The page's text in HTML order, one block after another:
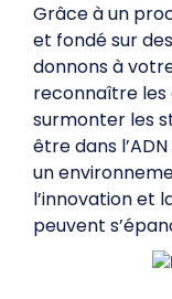
Grâce à un
et fondé sur
donnons à
reconnaître les
surmonter les
être dans
un
l’innovation et
peuvent